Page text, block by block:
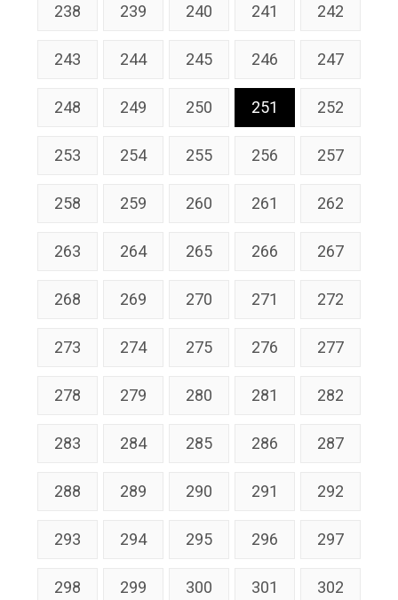
238 239 240 241 242
243 244 245 246 247
248 249 250 251 252
253 254 255 256 257
258 259 260 261 262
263 264 265 266 267
268 269 270 271 272
273 274 275 276 277
278 279 280 281 282
283 284 285 286 287
288 289 290 291 292
293 294 295 296 297
298 299 300 301 302